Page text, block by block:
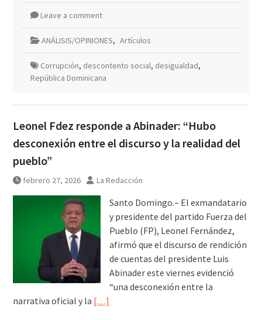
Leave a comment
ANÁLISIS/OPINIONES, Artículos
Corrupción, descontento social, desigualdad,
República Dominicana
Leonel Fdez responde a Abinader: “Hubo
desconexión entre el discurso y la realidad del
pueblo”
febrero 27, 2026 La Redacción
Santo Domingo.– El exmandatario
y presidente del partido Fuerza del
Pueblo (FP), Leonel Fernández,
afirmó que el discurso de rendición
de cuentas del presidente Luis
Abinader este viernes evidenció
“una desconexión entre la
narrativa oficial y la […]